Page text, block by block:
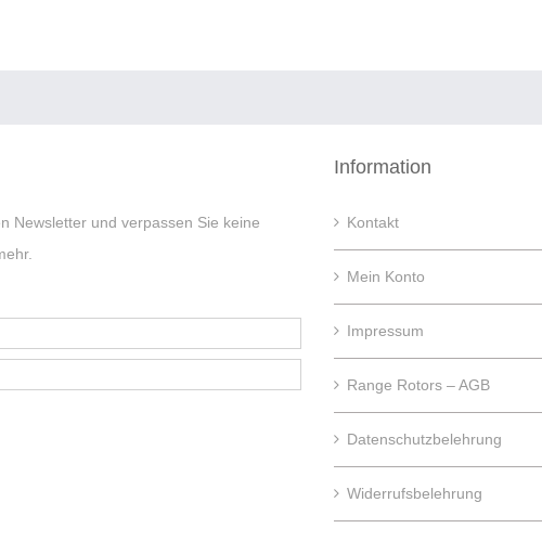
Newsletter und verpassen Sie keine
Information
Kontakt
Mein Konto
Impressum
Range Rotors – AGB
Datenschutzbelehrung
Widerrufsbelehrung